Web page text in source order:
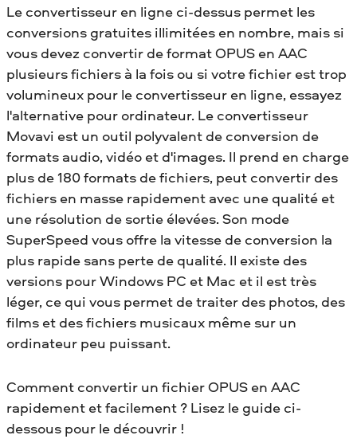
Le convertisseur en ligne ci-dessus permet les
conversions gratuites illimitées en nombre, mais si
vous devez convertir de format OPUS en AAC
plusieurs fichiers à la fois ou si votre fichier est trop
volumineux pour le convertisseur en ligne, essayez
l'alternative pour ordinateur. Le convertisseur
Movavi est un outil polyvalent de conversion de
formats audio, vidéo et d'images. Il prend en charge
plus de 180 formats de fichiers, peut convertir des
fichiers en masse rapidement avec une qualité et
une résolution de sortie élevées. Son mode
SuperSpeed vous offre la vitesse de conversion la
plus rapide sans perte de qualité. Il existe des
versions pour Windows PC et Mac et il est très
léger, ce qui vous permet de traiter des photos, des
films et des fichiers musicaux même sur un
ordinateur peu puissant.
Comment convertir un fichier OPUS en AAC
rapidement et facilement ? Lisez le guide ci-
dessous pour le découvrir !